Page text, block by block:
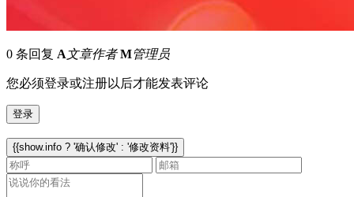
0 条回复 A文章作者 M管理员
您必须登录或注册以后才能发表评论
登录
{{show.info ? '确认修改' : '修改资料'}}